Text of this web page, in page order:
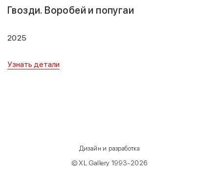
Гвозди. Воробей и попугаи
2025
Узнать детали
© XL Gallery 1993-2026
Дизайн и разработка